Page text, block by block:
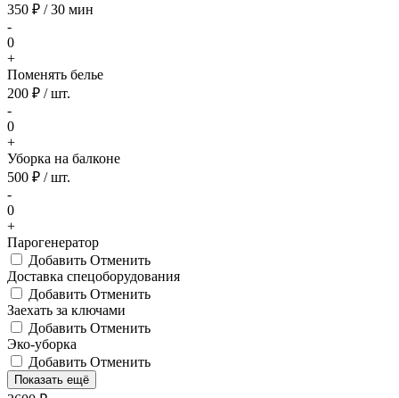
350 ₽ / 30 мин
-
0
+
Поменять белье
200 ₽ / шт.
-
0
+
Уборка на балконе
500 ₽ / шт.
-
0
+
Парогенератор
Добавить Отменить
Доставка спецоборудования
Добавить Отменить
Заехать за ключами
Добавить Отменить
Эко-уборка
Добавить Отменить
Показать ещё